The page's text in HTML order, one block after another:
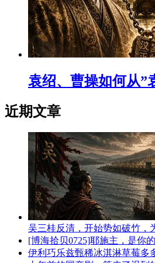
袁绍、曹操如何从”
近期文章
吴三桂反清，开始势如破竹，
[博海拾贝0725]耶施主，是你
伊利巧乐兹甄稀冰淇淋草莓多